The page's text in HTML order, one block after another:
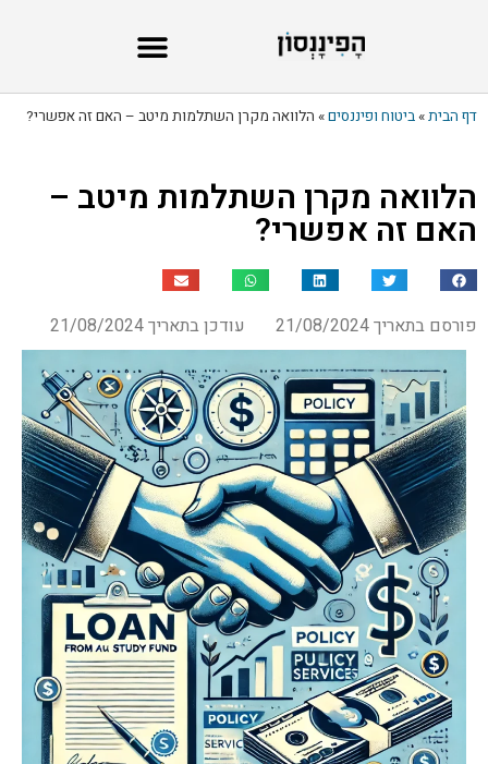
דף הבית»ביטוח ופיננסים» הלוואה מקרן השתלמות מיטב – האם זה אפשרי?
הלוואה מקרן השתלמות מיטב –
האם זה אפשרי?
פורסם בתאריך 21/08/2024 עודכן בתאריך 21/08/2024